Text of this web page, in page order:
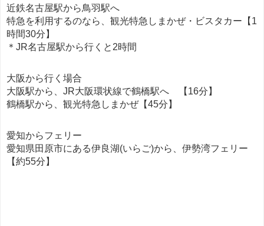
近鉄名古屋駅から鳥羽駅へ
特急を利用するのなら、観光特急しまかぜ・ビスタカー【1
時間30分】
＊JR名古屋駅から行くと2時間
大阪から行く場合
大阪駅から、JR大阪環状線で鶴橋駅へ 【16分】
鶴橋駅から、観光特急しまかぜ【45分】
愛知からフェリー
愛知県田原市にある伊良湖(いらご)から、伊勢湾フェリー
【約55分】